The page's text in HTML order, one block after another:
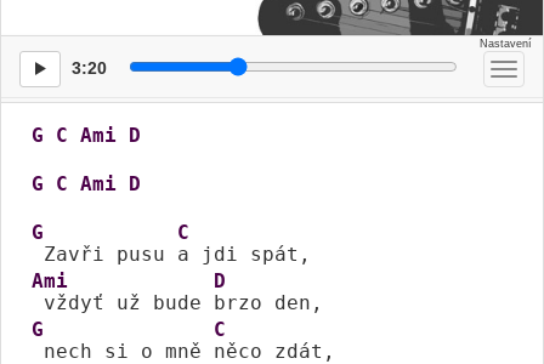
3:20
G C Ami D
G C Ami D
G
Zavři pusu
C
Ami
vždyť už bude
D
G
nech si o mně
C